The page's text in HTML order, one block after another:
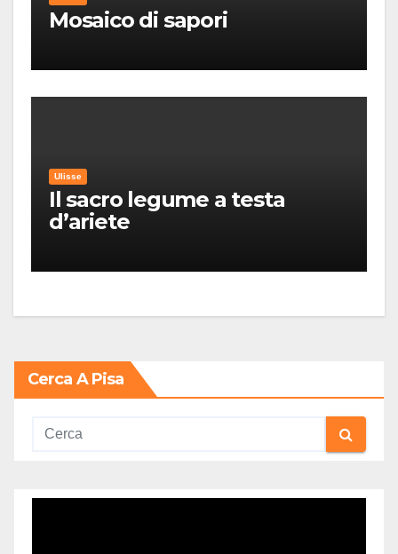
Mosaico di sapori
Ulisse
Il sacro legume a testa
d’ariete
Cerca A Pisa